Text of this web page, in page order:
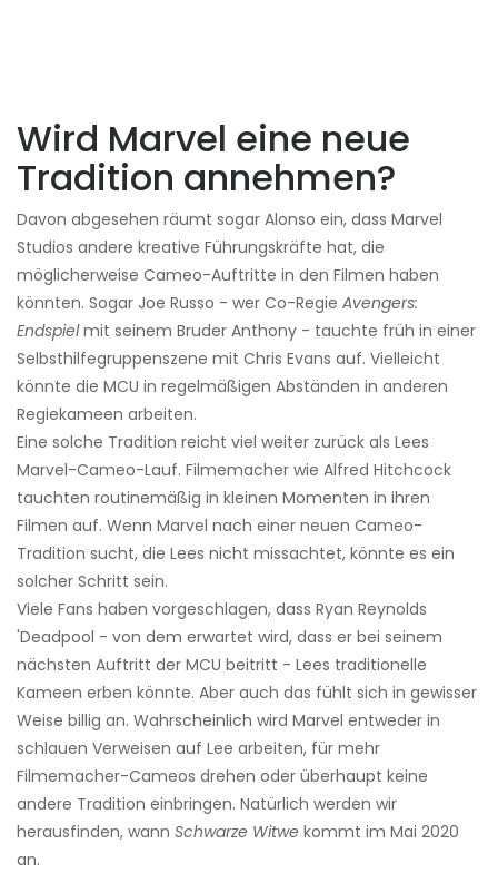
Wird Marvel eine neue
Tradition annehmen?
Davon abgesehen räumt sogar Alonso ein, dass Marvel
Studios andere kreative Führungskräfte hat, die
möglicherweise Cameo-Auftritte in den Filmen haben
könnten. Sogar Joe Russo - wer Co-Regie Avengers:
Endspielmit seinem Bruder Anthony - tauchte früh in einer
Selbsthilfegruppenszene mit Chris Evans auf. Vielleicht
könnte die MCU in regelmäßigen Abständen in anderen
Regiekameen arbeiten.
Eine solche Tradition reicht viel weiter zurück als Lees
Marvel-Cameo-Lauf. Filmemacher wie Alfred Hitchcock
tauchten routinemäßig in kleinen Momenten in ihren
Filmen auf. Wenn Marvel nach einer neuen Cameo-
Tradition sucht, die Lees nicht missachtet, könnte es ein
solcher Schritt sein.
Viele Fans haben vorgeschlagen, dass Ryan Reynolds
'Deadpool - von dem erwartet wird, dass er bei seinem
nächsten Auftritt der MCU beitritt - Lees traditionelle
Kameen erben könnte. Aber auch das fühlt sich in gewisser
Weise billig an. Wahrscheinlich wird Marvel entweder in
schlauen Verweisen auf Lee arbeiten, für mehr
Filmemacher-Cameos drehen oder überhaupt keine
andere Tradition einbringen. Natürlich werden wir
herausfinden, wann Schwarze Witwe kommt im Mai 2020
an.